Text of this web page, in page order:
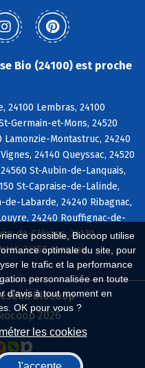
possible, Biocoop utilise
optimale du site, pour
le trafic et la performance
personnalisée en toute
d'avis à tout moment en
OK pour vous ?
les cookies
Bio (24100) est proche
24100 Lembras, 24100
Germain-et-Mons, 24520
Lamonzie-Montastruc, 24240
24140 Queyssac, 24520
St-Aubin-de-Lanquais,
St-Capraise-de-Lalinde,
Labarde, 24240 Ribagnac,
24240 Rouffignac-de-
de-Clérans, 24130
24150 Lanquais
Biocoop
2026